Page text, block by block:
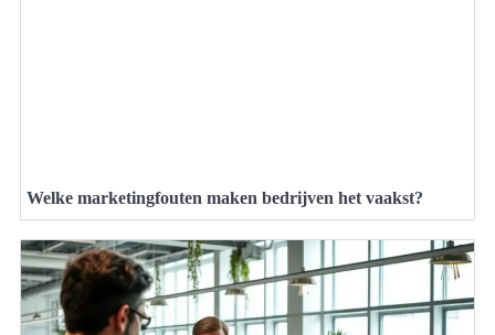
Welke marketingfouten maken bedrijven het vaakst?